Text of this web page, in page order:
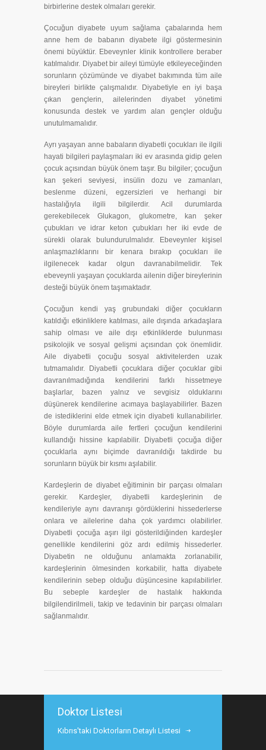
birbirlerine destek olmaları gerekir.
Çocuğun diyabete uyum sağlama çabalarında hem
anne hem de babanın diyabete ilgi göstermesinin
önemi büyüktür. Ebeveynler klinik kontrollere beraber
katılmalıdır. Diyabet bir aileyi tümüyle etkileyeceğinden
sorunların çözümünde ve diyabet bakımında tüm aile
bireyleri birlikte çalışmalıdır. Diyabetiyle en iyi başa
çıkan gençlerin, ailelerinden diyabet yönetimi
konusunda destek ve yardım alan gençler olduğu
unutulmamalıdır.
Ayrı yaşayan anne babaların diyabetli çocukları ile ilgili
hayati bilgileri paylaşmaları iki ev arasında gidip gelen
çocuk açısından büyük önem taşır. Bu bilgiler; çocuğun
kan şekeri seviyesi, insülin dozu ve zamanları,
beslenme düzeni, egzersizleri ve herhangi bir
hastalığıyla ilgili bilgilerdir. Acil durumlarda
gerekebilecek Glukagon, glukometre, kan şeker
çubukları ve idrar keton çubukları her iki evde de
sürekli olarak bulundurulmalıdır. Ebeveynler kişisel
anlaşmazlıklarını bir kenara bırakıp çocukları ile
ilgilenecek kadar olgun davranabilmelidir. Tek
ebeveynli yaşayan çocuklarda ailenin diğer bireylerinin
desteği büyük önem taşımaktadır.
Çocuğun kendi yaş grubundaki diğer çocukların
katıldığı etkinliklere katılması, aile dışında arkadaşlara
sahip olması ve aile dışı etkinliklerde bulunması
psikolojik ve sosyal gelişmi açısından çok önemlidir.
Aile diyabetli çocuğu sosyal aktivitelerden uzak
tutmamalıdır. Diyabetli çocuklara diğer çocuklar gibi
davranılmadığında kendilerini farklı hissetmeye
başlarlar, bazen yalnız ve sevgisiz olduklarını
düşünerek kendilerine acımaya başlayabilirler. Bazen
de istediklerini elde etmek için diyabeti kullanabilirler.
Böyle durumlarda aile fertleri çocuğun kendilerini
kullandığı hissine kapılabilir. Diyabetli çocuğa diğer
çocuklarla aynı biçimde davranıldığı takdirde bu
sorunların büyük bir kısmı aşılabilir.
Kardeşlerin de diyabet eğitiminin bir parçası olmaları
gerekir. Kardeşler, diyabetli kardeşlerinin de
kendileriyle aynı davranışı gördüklerini hissederlerse
onlara ve ailelerine daha çok yardımcı olabilirler.
Diyabetli çocuğa aşırı ilgi gösterildiğinden kardeşler
genellikle kendilerini göz ardı edilmiş hissederler.
Diyabetin ne olduğunu anlamakta zorlanabilir,
kardeşlerinin ölmesinden korkabilir, hatta diyabete
kendilerinin sebep olduğu düşüncesine kapılabilirler.
Bu sebeple kardeşler de hastalık hakkında
bilgilendirilmeli, takip ve tedavinin bir parçası olmaları
sağlanmalıdır.
Doktor Listesi
Kıbrıs'taki Doktorların Detaylı Listesi